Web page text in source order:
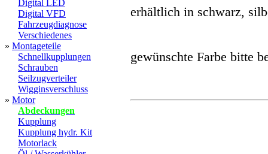
Digital LED
Digital VFD
Fahrzeugdiagnose
Verschiedenes
» Montageteile
Schnellkupplungen
Schrauben
Seilzugverteiler
Wigginsverschluss
» Motor
Abdeckungen
Kupplung
Kupplung hydr. Kit
Motorlack
erhältlich in schwarz,
gewünschte Farbe bitte